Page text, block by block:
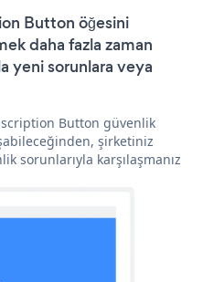
Button öğesini
daha fazla zaman
yeni sorunlara veya
Button güvenlik
şirketiniz
sorunlarıyla karşılaşmanız